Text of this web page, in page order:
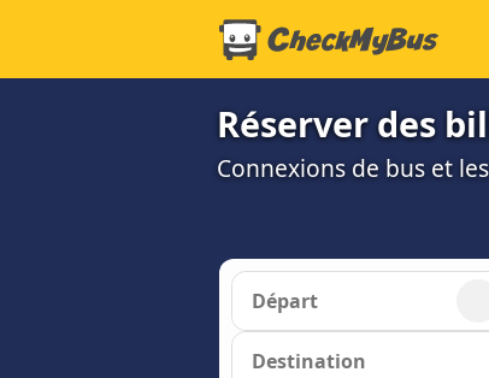
Réserver des
Connexions de bus et